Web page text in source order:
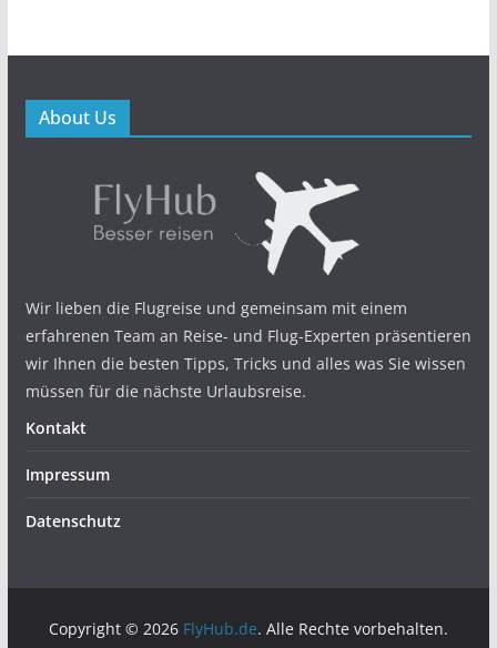
About Us
Wir lieben die Flugreise und gemeinsam mit einem
erfahrenen Team an Reise- und Flug-Experten präsentieren
wir Ihnen die besten Tipps, Tricks und alles was Sie wissen
müssen für die nächste Urlaubsreise.
Kontakt
Impressum
Datenschutz
Copyright © 2026 FlyHub.de. Alle Rechte vorbehalten.